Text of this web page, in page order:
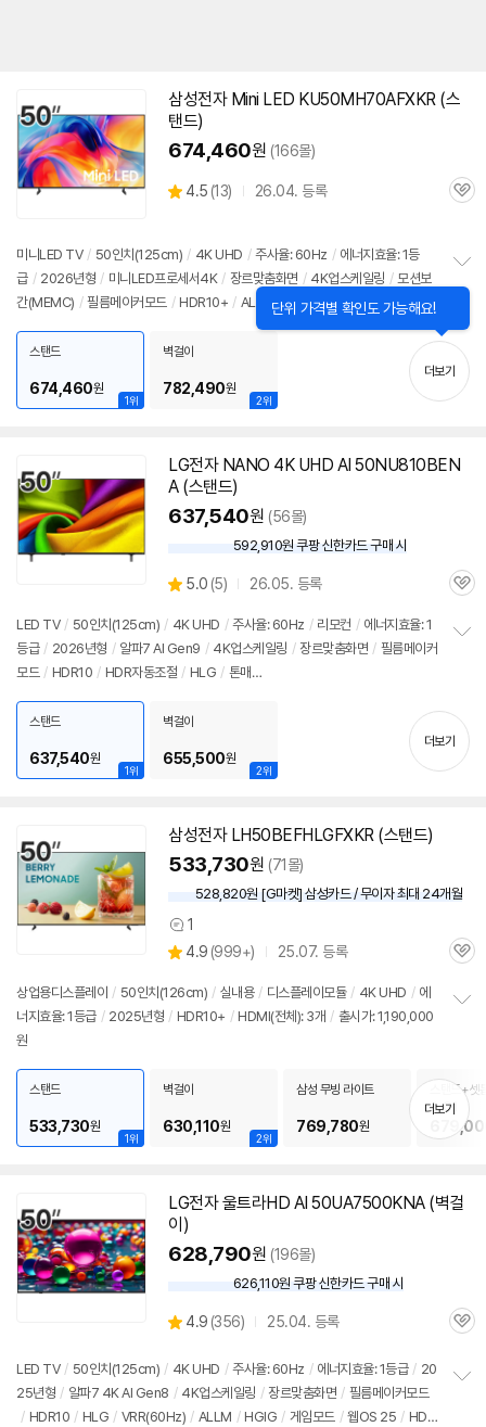
삼성전자 Mini LED KU50MH70AFXKR (스
탠드)
674,460원 (166몰)
별
4.5 (상
뷰
13) 26.04. 등록
관
미니LED TV / 50인치 (125cm) / 4K UHD / 주사율: 60Hz / 에너지효율: 1등
급 / 2026년형 / 미니LED프로세서4K / 장르맞춤화면 / 4K업스케일링 / 모션보
간(MEMC) / 필름메이커모드 / HDR10+ / ALLM / HGIG / VRR(60Hz) / DL
출시가: 1,190,000원
정
펼
기
1위
스탠드
674,460원
2위
벽걸이
782,490원
더보기
LG전자 NANO 4K UHD AI 50NU810BEN
A (스탠드)
637,540원 (56몰)
할
가
592,910원 쿠팡 신한카드 구매 시
별
점
5.0 (상
리
뷰
5) 26.05. 등록
관
LED TV / 50인치 (125cm) / 4K UHD / 주사율: 60Hz / 리모컨 / 에너지효율: 1
등급 / 2026년형 / 알파7 AI Gen9 / 4K업스케일링 / 장르맞춤화면 / 필름메이커
모드 / HDR10 / HDR자동조절 / HLG / 톤매
출시가: 1,190,000원
기
1위
스탠드
637,540원
2위
벽걸이
655,500원
더보기
삼성전자 LH50BEFHLGFXKR (스탠드)
533,730원 (71몰)
528,820원 [G마켓] 삼성카드 / 무이자 최대 24개월
상
품
견
1
별
점
4.9 (상
리
뷰
999+) 25.07. 등록
관
상업용디스플레이 / 50인치 (126cm) / 실내용 / 디스플레이모듈 / 4K UHD / 에
너지효율: 1등급 / 2025년형 / HDR10+ / HDMI(전체): 3개 / 출시가: 1,190,000
원
치
기
1위
스탠드
533,730원
2위
벽걸이
630,110원
삼성 무빙 라이트
769,780원
스탠드+셋
스 G1
더보기
LG전자 울트라HD AI 50UA7500KNA (벽걸
이)
628,790원 (196몰)
할
가
626,110원 쿠팡 신한카드 구매 시
별
4.9 (상
리
뷰
356) 25.04. 등록
관
LED TV / 50인치 (125cm) / 4K UHD / 주사율: 60Hz / 에너지효율: 1등급 / 20
25년형 / 알파7 4K AI Gen8 / 4K업스케일링 / 장르맞춤화면 / 필름메이커모드
/ HDR10 / HLG / VRR(60Hz) / ALLM / HGIG / 게임모드 / 웹OS 25 / HD